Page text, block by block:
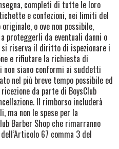
completi di tutte le loro
e confezioni, nei limiti del
o ove non possibile,
proteggerli da eventuali danni o
si riserva il diritto di ispezionare i
e rifiutare la richiesta di
siano conformi ai suddetti
nel più breve tempo possibile ed
da parte di BoysClub
Il rimborso includerà
ma non le spese per la
Barber Shop che rimarranno
67 comma 3 del